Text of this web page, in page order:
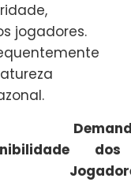
jogadores.
dos